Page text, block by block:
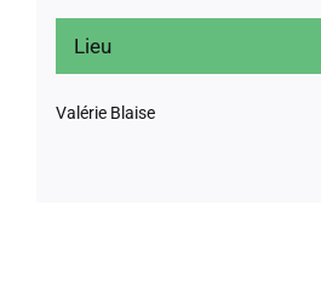
Lieu
Valérie Blaise